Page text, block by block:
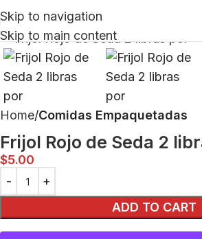
Skip to navigation
Skip to main content
Click to enlarge
Home Comidas Empaquetadas
Frijol Rojo de Seda 2
$5.00
ADD TO CART